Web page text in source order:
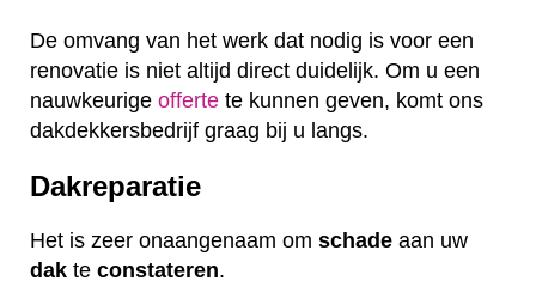
De omvang van het werk dat nodig is voor een
renovatie is niet altijd direct duidelijk. Om u een
nauwkeurige offerte te kunnen geven, komt ons
dakdekkersbedrijf graag bij u langs.
Dakreparatie
Het is zeer onaangenaam om schade aan uw
dak te constateren.